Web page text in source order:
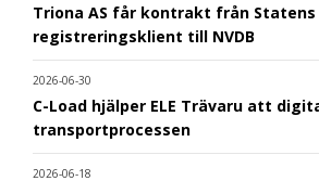
Triona AS får kontrakt från
registreringsklient till NVDB
2026-06-30
C-Load hjälper ELE Trävaru att
transportprocessen
2026-06-18